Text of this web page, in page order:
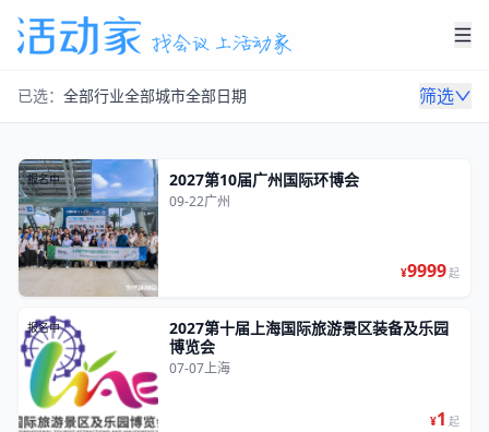
已选： 全部行业全部城市全部日期 筛选
报名中 2027第10届广州国际环博会
09-22广州
¥9999起
报名中
2027第十届上海国际旅游景区装备及乐园
博览会
07-07上海
¥1 起